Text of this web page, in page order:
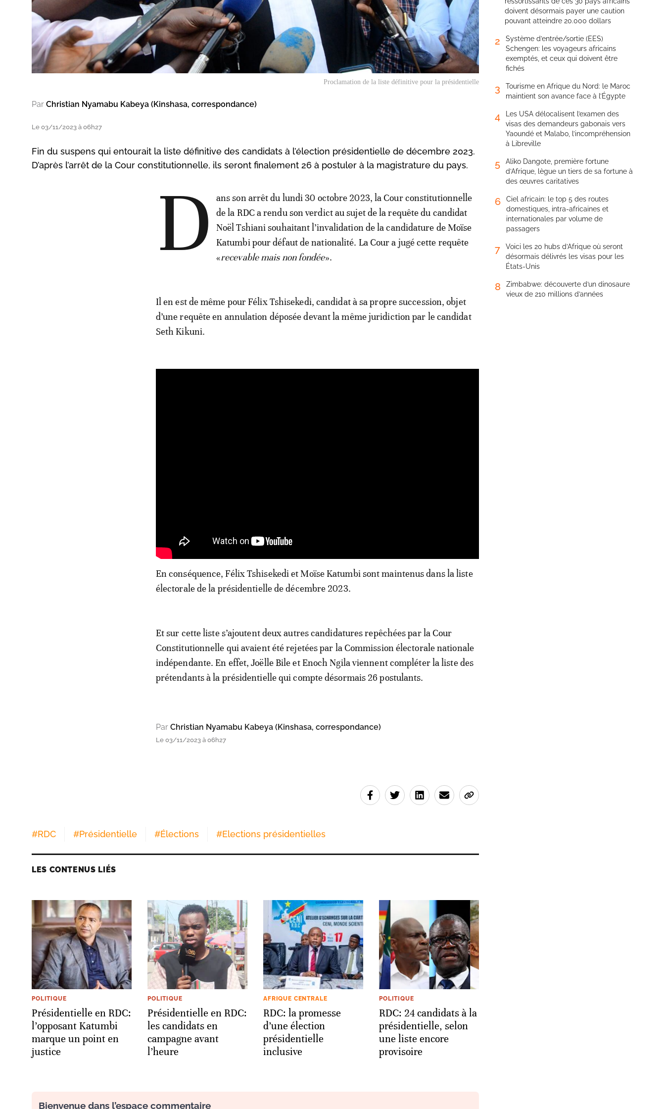
Proclamation de la liste définitive pour la présidentielle
Par Christian Nyamabu Kabeya (Kinshasa, correspondance)
Le 03/11/2023 à 06h27
Fin du suspens qui entourait la liste définitive des candidats à l’élection présidentielle de décembre 2023.
D’après l’arrêt de la Cour constitutionnelle, ils seront finalement 26 à postuler à la magistrature du pays.
D
ans son arrêt du lundi 30 octobre 2023, la Cour constitutionnelle
de la RDC a rendu son verdict au sujet de la requête du candidat
Noël Tshiani souhaitant l’invalidation de la candidature de Moïse
Katumbi pour défaut de nationalité. La Cour a jugé cette requête
«recevable mais non fondée».
Il en est de même pour Félix Tshisekedi, candidat à sa propre succession, objet
d’une requête en annulation déposée devant la même juridiction par le candidat
Seth Kikuni.
En conséquence, Félix Tshisekedi et Moïse Katumbi sont maintenus dans la liste
électorale de la présidentielle de décembre 2023.
Et sur cette liste s’ajoutent deux autres candidatures repêchées par la Cour
Constitutionnelle qui avaient été rejetées par la Commission électorale nationale
indépendante. En effet, Joëlle Bile et Enoch Ngila viennent compléter la liste des
prétendants à la présidentielle qui compte désormais 26 postulants.
Par Christian Nyamabu Kabeya (Kinshasa, correspondance)
Le 03/11/2023 à 06h27
#RDC #Présidentielle #Élections #Elections présidentielles
LES CONTENUS LIÉS
POLITIQUE
Présidentielle en RDC:
l’opposant Katumbi
marque un point en
justice
POLITIQUE
Présidentielle en RDC:
les candidats en
campagne avant
l’heure
AFRIQUE CENTRALE
RDC: la promesse
d’une élection
présidentielle
inclusive
POLITIQUE
RDC: 24 candidats à la
présidentielle, selon
une liste encore
provisoire
Bienvenue dans l’espace commentaire
doivent désormais payer une caution
pouvant atteindre 20.000 dollars
2
Système d’entrée/sortie (EES)
Schengen: les voyageurs africains
exemptés, et ceux qui doivent être
fichés
3
Tourisme en Afrique du Nord: le Maroc
maintient son avance face à l’Égypte
4
Les USA délocalisent l’examen des
visas des demandeurs gabonais vers
Yaoundé et Malabo, l’incompréhension
à Libreville
5
Aliko Dangote, première fortune
d’Afrique, lègue un tiers de sa fortune à
des œuvres caritatives
6
Ciel africain: le top 5 des routes
domestiques, intra-africaines et
internationales par volume de
passagers
7
Voici les 20 hubs d’Afrique où seront
désormais délivrés les visas pour les
États-Unis
8
Zimbabwe: découverte d’un dinosaure
vieux de 210 millions d’années